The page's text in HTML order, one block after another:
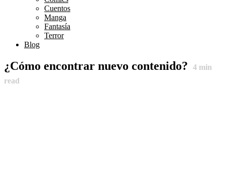
Cuentos
Manga
Fantasía
Terror
Blog
¿Cómo encontrar nuevo contenido? 4 min
read